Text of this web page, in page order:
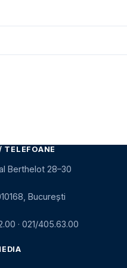
TELEFOANE
Berthelot 28–30
București
· 021/405.63.00